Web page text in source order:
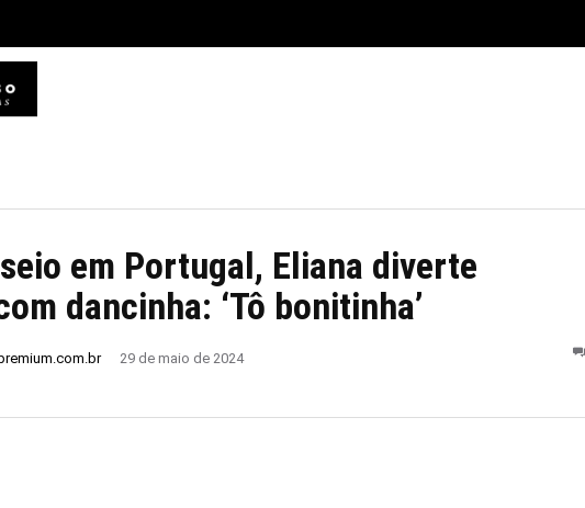
em Portugal, Eliana diverte
dancinha: ‘Tô bonitinha’
29 de maio de 2024